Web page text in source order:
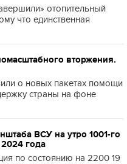
отопительный
что единственная
вторжения.
о новых пакетах помощи
страны на фоне
ВСУ на утро 1001-го
года
по состоянию на 2200 19